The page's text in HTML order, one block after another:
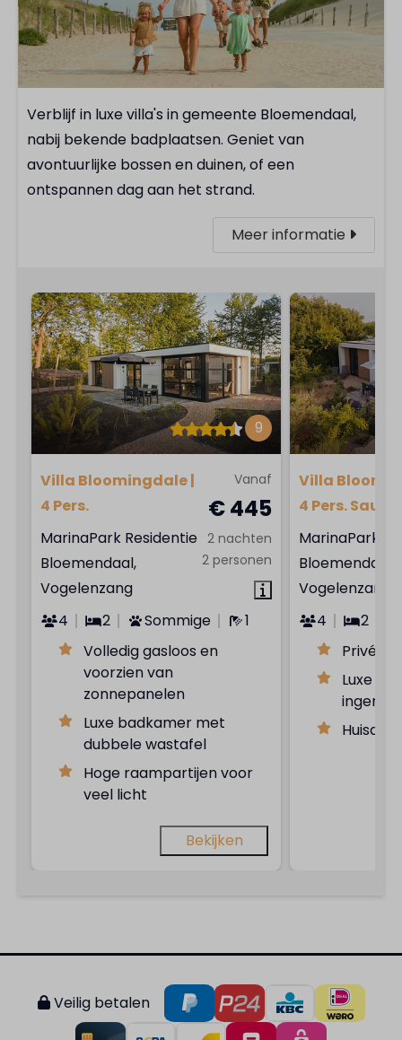
Verblijf in luxe villa's in gemeente Bloemendaal,
nabij bekende badplaatsen. Geniet van
avontuurlijke bossen en duinen, of een
ontspannen dag aan het strand.
Meer informatie
9
Vanaf
€ 445
2 nachten
2 personen
Villa Bloomingdale |
4 Pers.
MarinaPark Residentie
Bloemendaal,
Vogelenzang
4
2 Sommige
1
Volledig gasloos en
voorzien van
zonnepanelen
Luxe badkamer met
dubbele wastafel
Hoge raampartijen voor
veel licht
Bekijken
Villa
4 Pers. Sauna
MarinaPark
Bloemendaal,
Vogelenzang
4
2
Privé
Luxe en
Veilig betalen